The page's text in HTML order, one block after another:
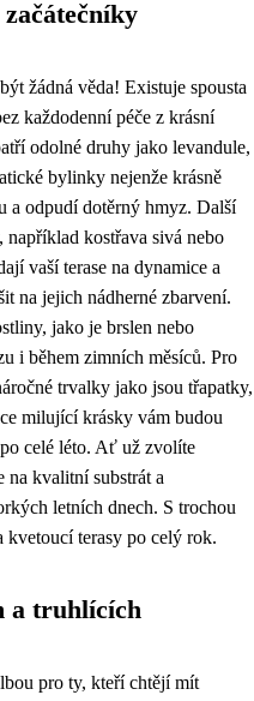
žádná věda! Existuje spousta
každodenní péče z krásní
odolné druhy jako levandule,
bylinky nejenže krásně
a odpudí dotěrný hmyz. Další
kostřava sivá nebo
vaší terase na dynamice a
na jejich nádherné zbarvení.
jako je brslen nebo
i během zimních měsíců. Pro
trvalky jako jsou třapatky,
milující krásky vám budou
celé léto. Ať už zvolíte
na kvalitní substrát a
letních dnech. S trochou
kvetoucí terasy po celý rok.
a truhlících
pro ty, kteří chtějí mít